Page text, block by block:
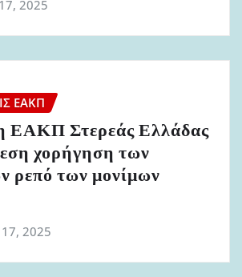
2025
ΕΑΚΠ
ΕΑΚΠ Στερεάς Ελλάδας
χορήγηση των
ρεπό των μονίμων
2025